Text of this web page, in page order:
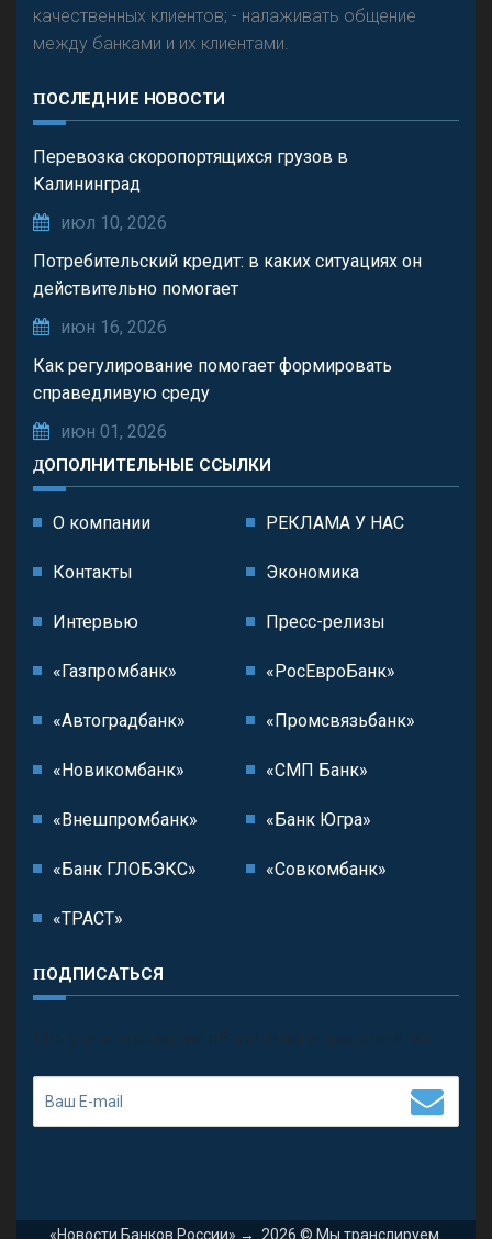
качественных клиентов; - налаживать общение
между банками и их клиентами.
ПОСЛЕДНИЕ НОВОСТИ
Перевозка скоропортящихся грузов в
Калининград
июл 10, 2026
Потребительский кредит: в каких ситуациях он
действительно помогает
июн 16, 2026
Как регулирование помогает формировать
справедливую среду
июн 01, 2026
ДОПОЛНИТЕЛЬНЫЕ ССЫЛКИ
О компании РЕКЛАМА У НАС
Контакты Экономика
Интервью Пресс-релизы
«Газпромбанк» «РосЕвроБанк»
«Автоградбанк» «Промсвязьбанк»
«Новикомбанк» «СМП Банк»
«Внешпромбанк» «Банк Югра»
«Банк ГЛОБЭКС» «Совкомбанк»
«ТРАСТ»
ПОДПИСАТЬСЯ
П олучить последние обновления и предложения.
«Новости Банков России» → 2026 © Мы транслируем